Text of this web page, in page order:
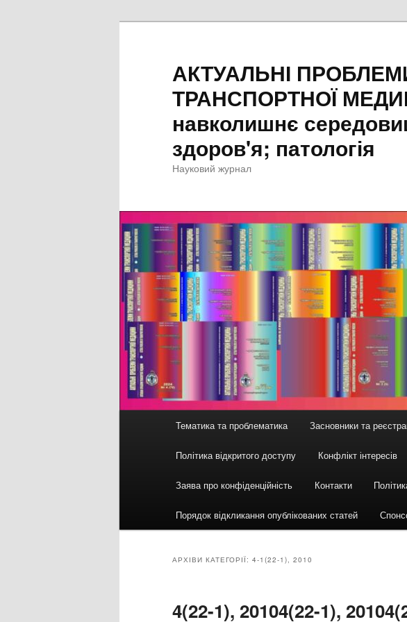
АКТУАЛЬНІ
ТРАНСПОРТНОЇ
навколишнє
здоров'я; патологія
Науковий журнал
Тематика та проблематика Засновники та
Політика відкритого доступу Конфлікт інтересів
Заява про конфіденційність Контакти
Порядок відкликання опублікованих статей
АРХІВИ КАТЕГОРІЇ: 4-1(22-1), 2010
4(22-1), 20104(22-1), 2010